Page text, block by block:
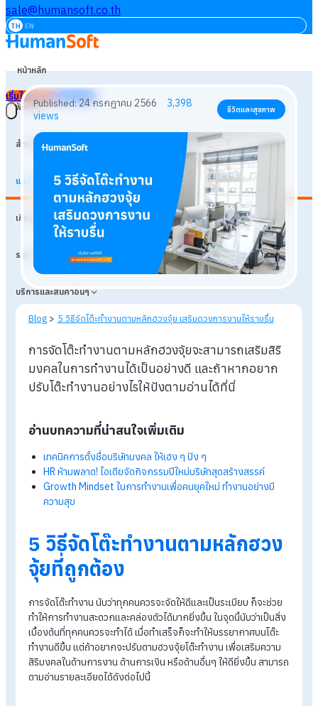
sale@humansoft.co.th
TH EN
หน้าหลัก
ฟังก์ชัน
สำหรับธุรกิจ
แหล่งเรียนรู้
เกี่ยวกับเรา
ราคา
บริการและสินค้าอื่นๆ
เริ่มใช้งานฟรี เข้าสู่ระบบ
Published: 24 กรกฎาคม 2566 3,398
views ชีวิตและสุขภาพ
Blog > 5 วิธีจัดโต๊ะทำงานตามหลักฮวงจุ้ย เสริมดวงการงานให้ราบรื่น
การจัดโต๊ะทำงานตามหลักฮวงจุ้ยจะสามารถเสริมสิ
มงคลในการทำงานได้เป็นอย่างดี และถ้าหากอยาก
ปรับโต๊ะทำงานอย่างไรให้ปังตามอ่านได้ที่นี่
อ่านบทความที่น่าสนใจเพิ่มเติม
เทคนิคการตั้งชื่อบริษัทมงคล ให้เฮง ๆ ปัง ๆ
HR ห้ามพลาด! ไอเดียจัดกิจกรรมปีใหม่บริษัทสุดสร้างสรรค์
Growth Mindset ในการทำงานเพื่อคนยุคใหม่ ทำงานอย่างมี
ความสุข